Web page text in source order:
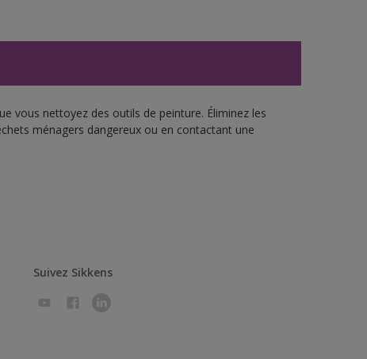
vous nettoyez des outils de peinture. Éliminez les
ménagers dangereux ou en contactant une
Suivez Sikkens